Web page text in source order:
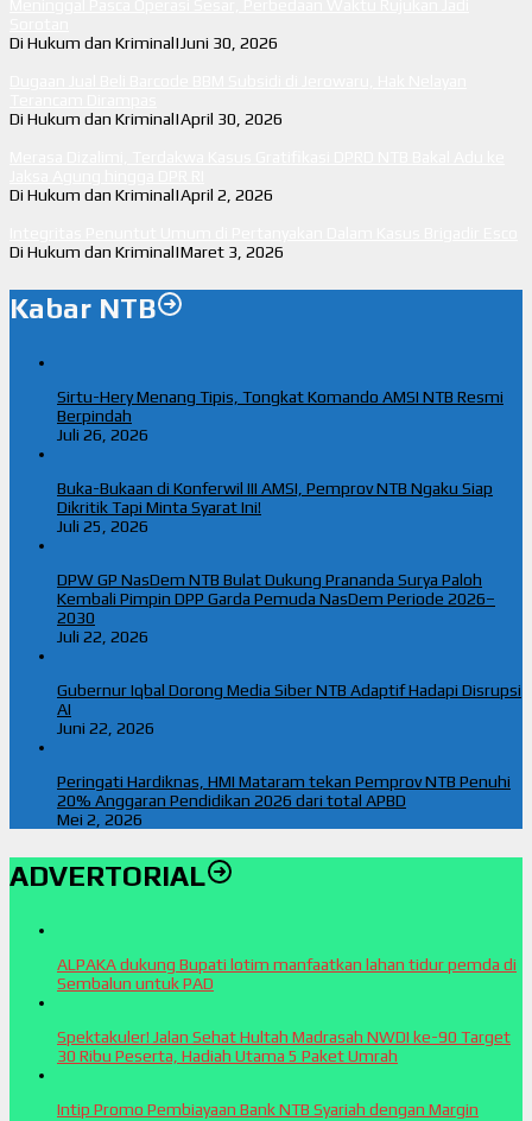
Di Hukum dan Kriminal|Juni 30, 2026
Di Hukum dan Kriminal|April 30, 2026
Di Hukum dan Kriminal|April 2, 2026
Di Hukum dan Kriminal|Maret 3, 2026
Kabar NTB
Sirtu-Hery Menang Tipis, Tongkat Komando AMSI NTB Resmi
Berpindah
Juli 26, 2026
Buka-Bukaan di Konferwil III AMSI, Pemprov NTB Ngaku Siap
Dikritik Tapi Minta Syarat Ini!
Juli 25, 2026
DPW GP NasDem NTB Bulat Dukung Prananda Surya Paloh
Kembali Pimpin DPP Garda Pemuda NasDem Periode 2026–
2030
Juli 22, 2026
Gubernur Iqbal Dorong Media Siber NTB Adaptif Hadapi Disrupsi
AI
Juni 22, 2026
Peringati Hardiknas, HMI Mataram tekan Pemprov NTB Penuhi
20% Anggaran Pendidikan 2026 dari total APBD
Mei 2, 2026
ADVERTORIAL
ALPAKA dukung Bupati lotim manfaatkan lahan tidur pemda di
Sembalun untuk PAD
Spektakuler! Jalan Sehat Hultah Madrasah NWDI ke-90 Target
30 Ribu Peserta, Hadiah Utama 5 Paket Umrah
Intip Promo Pembiayaan Bank NTB Syariah dengan Margin